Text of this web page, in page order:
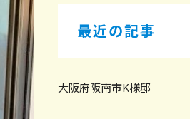
最近の記事
大阪府阪南市K様邸